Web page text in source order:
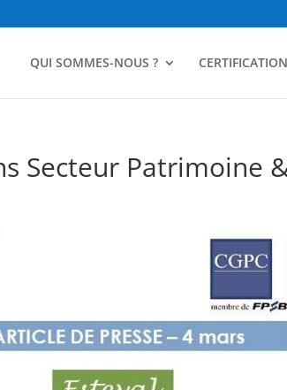
QUI SOMMES-NOUS ?
Secteur Patrimoine